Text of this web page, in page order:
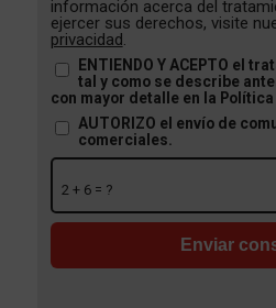
información acerca del
ejercer sus derechos, visite
privacidad.
ENTIENDO Y ACEPTO el
tal y como se describe
con mayor detalle en la
AUTORIZO el envío de
comerciales.
2 + 6 = ?